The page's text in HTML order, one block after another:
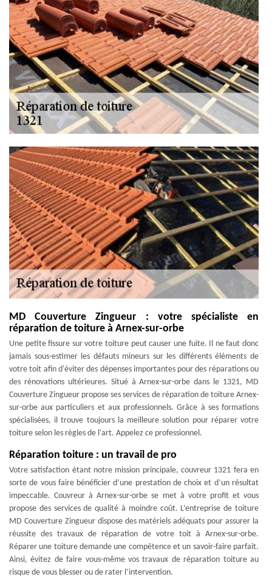
MD Couverture Zingueur : votre spécialiste en
réparation de toiture à Arnex-sur-orbe
Une petite fissure sur votre toiture peut causer une fuite. Il ne faut donc
jamais sous-estimer les défauts mineurs sur les différents éléments de
votre toit afin d'éviter des dépenses importantes pour des réparations ou
des rénovations ultérieures. Situé à Arnex-sur-orbe dans le 1321, MD
Couverture Zingueur propose ses services de réparation de toiture Arnex-
sur-orbe aux particuliers et aux professionnels. Grâce à ses formations
spécialisées, il trouve toujours la meilleure solution pour réparer votre
toiture selon les règles de l'art. Appelez ce professionnel.
Réparation toiture : un travail de pro
Votre satisfaction étant notre mission principale, couvreur 1321 fera en
sorte de vous faire bénéficier d’une prestation de choix et d’un résultat
impeccable. Couvreur à Arnex-sur-orbe se met à votre profit et vous
propose des services de qualité à moindre coût. L’entreprise de toiture
MD Couverture Zingueur dispose des matériels adéquats pour assurer la
réussite des travaux de réparation de votre toit à Arnex-sur-orbe.
Réparer une toiture demande une compétence et un savoir-faire parfait.
Ainsi, évitez de faire vous-même vos travaux de réparation toiture au
risque de vous blesser ou de rater l’intervention.